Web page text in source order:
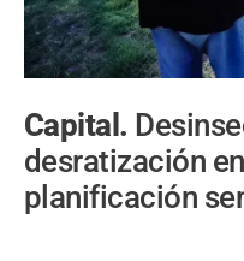
Capital.
desratización
planificación